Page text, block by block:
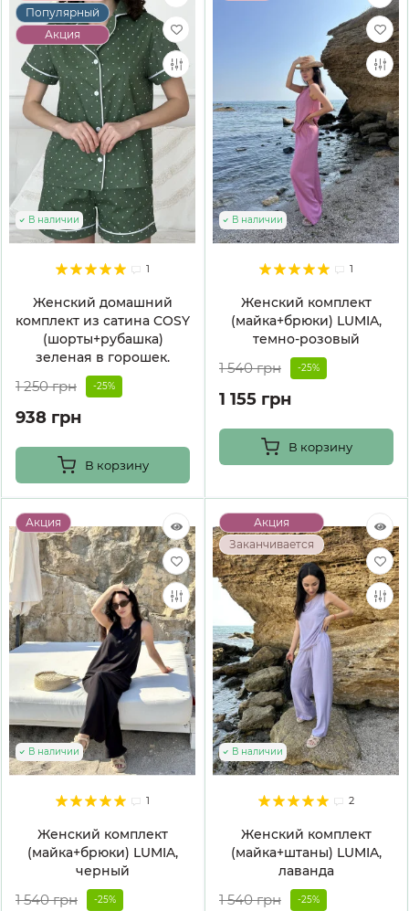
Популярный
Акция
1
Женский домашний
комплект из сатина COSY
(шорты+рубашка)
зеленая в горошек.
В наличии
1 250 грн -25%
938 грн
В корзину
1
Женский комплект
(майка+брюки) LUMIA,
темно-розовый
В наличии
1 540 грн -25%
1 155 грн
В корзину
Акция
1
Женский комплект
(майка+брюки) LUMIA,
черный
В наличии
1 540 грн -25%
Акция
Заканчивается
2
Женский комплект
(майка+штаны) LUMIA,
лаванда
В наличии
1 540 грн -25%